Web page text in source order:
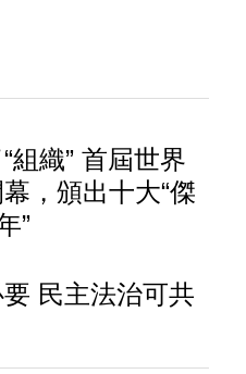
組織” 首屆世界
，頒出十大“傑
”
要 民主法治可共